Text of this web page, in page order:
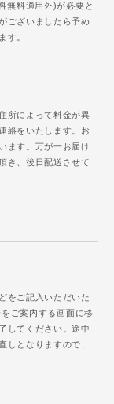
無料適用外)が必要と
ございましたら予め
す。
所によって料金が異
絡をいたします。お
ます。万が一お届け
き、後日配送させて
をご記入いただいた
ご案内する画面に移
してください。途中
しとなりますので、